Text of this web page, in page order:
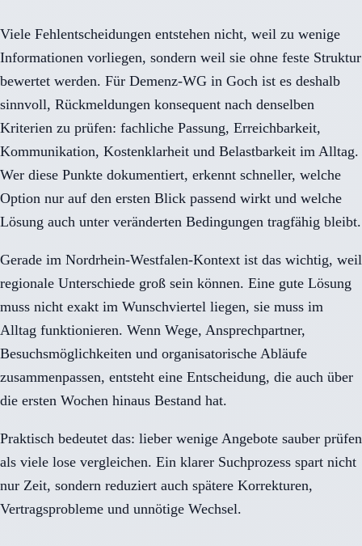
Viele Fehlentscheidungen entstehen nicht, weil zu wenige
Informationen vorliegen, sondern weil sie ohne feste Struktur
bewertet werden. Für Demenz-WG in Goch ist es deshalb
sinnvoll, Rückmeldungen konsequent nach denselben
Kriterien zu prüfen: fachliche Passung, Erreichbarkeit,
Kommunikation, Kostenklarheit und Belastbarkeit im Alltag.
Wer diese Punkte dokumentiert, erkennt schneller, welche
Option nur auf den ersten Blick passend wirkt und welche
Lösung auch unter veränderten Bedingungen tragfähig bleibt.
Gerade im Nordrhein-Westfalen-Kontext ist das wichtig, weil
regionale Unterschiede groß sein können. Eine gute Lösung
muss nicht exakt im Wunschviertel liegen, sie muss im
Alltag funktionieren. Wenn Wege, Ansprechpartner,
Besuchsmöglichkeiten und organisatorische Abläufe
zusammenpassen, entsteht eine Entscheidung, die auch über
die ersten Wochen hinaus Bestand hat.
Praktisch bedeutet das: lieber wenige Angebote sauber prüfen
als viele lose vergleichen. Ein klarer Suchprozess spart nicht
nur Zeit, sondern reduziert auch spätere Korrekturen,
Vertragsprobleme und unnötige Wechsel.